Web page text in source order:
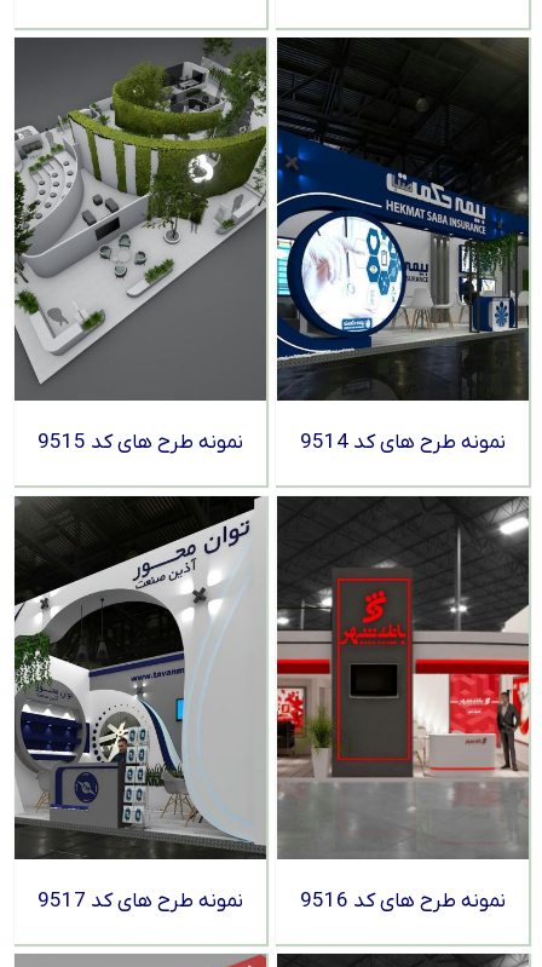
نمونه طرح های کد 9514 نمونه طرح های کد 9515
نمونه طرح های کد 9516 نمونه طرح های کد 9517